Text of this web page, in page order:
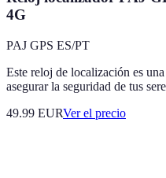
4G
PAJ GPS ES/PT
Este reloj de localización es
asegurar la seguridad de tus
49.99 EURVer el precio